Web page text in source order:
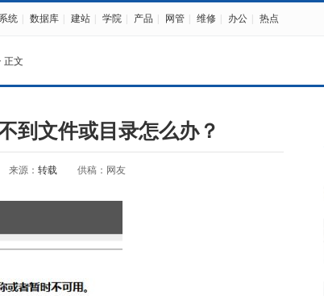
系统 数据库 建站 学院 产品 网管 维修 办公 热点
正文
到文件或目录怎么办？
来源： 转载 供稿：网友